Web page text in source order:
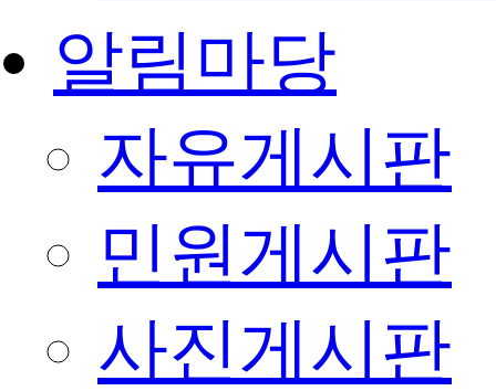
알림마당
자유게시판
민원게시판
사진게시판